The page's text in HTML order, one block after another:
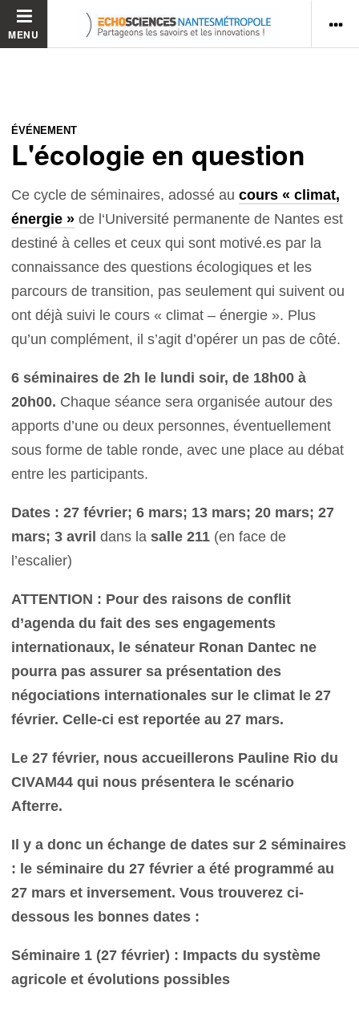
MENU
ÉVÉNEMENT
L'écologie en question
Ce cycle de séminaires, adossé aucours « climat,
énergie » de l‘Université permanente de Nantes est
destiné à celles et ceux qui sont motivé.es par la
connaissance des questions écologiques et les
parcours de transition, pas seulement qui suivent ou
ont déjà suivi le cours « climat – énergie ». Plus
qu’un complément, il s’agit d’opérer un pas de côté.
6 séminaires de 2h le lundi soir, de 18h00 à
20h00. Chaque séance sera organisée autour des
apports d’une ou deux personnes, éventuellement
sous forme de table ronde, avec une place au débat
entre les participants.
Dates : 27 février; 6 mars; 13 mars; 20 mars; 27
mars; 3 avril dans lasalle 211 (en face de
l’escalier)
ATTENTION : Pour des raisons de conflit
d’agenda du fait des ses engagements
internationaux, le sénateur Ronan Dantec ne
pourra pas assurer sa présentation des
négociations internationales sur le climat le 27
février. Celle-ci est reportée au 27 mars.
Le 27 février, nous accueillerons Pauline Rio du
CIVAM44 qui nous présentera le scénario
Afterre.
Il y a donc un échange de dates sur 2 séminaires
: le séminaire du 27 février a été programmé au
27 mars et inversement. Vous trouverez ci-
dessous les bonnes dates :
Séminaire 1 (27 février) : Impacts du système
agricole et évolutions possibles